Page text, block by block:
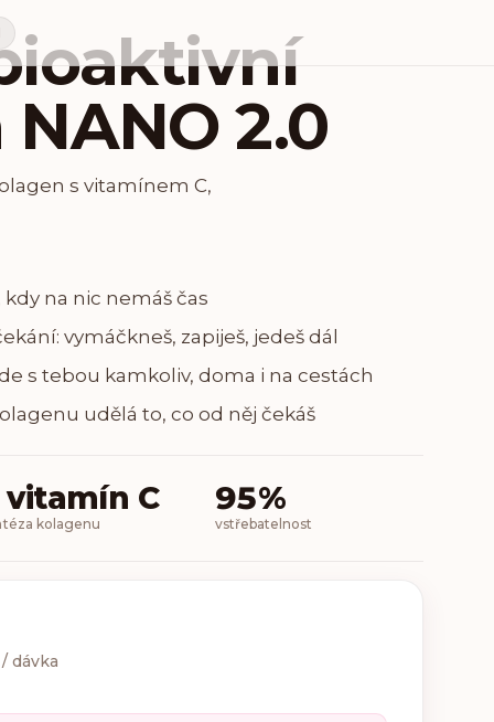
2.0
s vitamínem C,
na nic nemáš čas
vymáčkneš, zapiješ, jedeš dál
s tebou kamkoliv, doma i na cestách
udělá to, co od něj čekáš
vitamín C
kolagenu
95%
vstřebatelnost
dávka